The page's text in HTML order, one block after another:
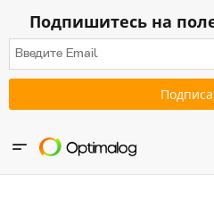
Подпишитесь на